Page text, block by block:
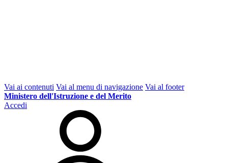
Vai ai contenuti Vai al menu di navigazione Vai al footer
Ministero dell'Istruzione e del Merito
Accedi